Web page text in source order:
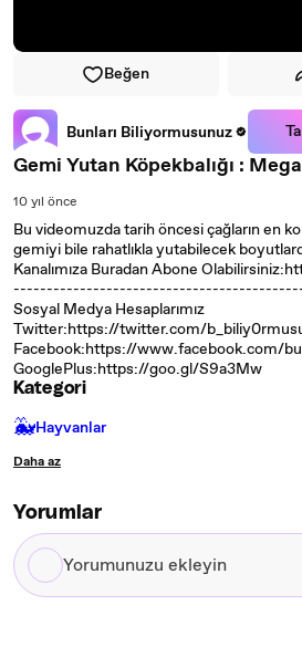
Beğen
Bunları Biliyormusunuz
Gemi Yutan Köpekbalığı :
10 yıl önce
Bu videomuzda tarih öncesi çağların en
gemiyi bile rahatlıkla yutabilecek
Kanalımıza Buradan Abone
Sosyal Medya Hesaplarımız
Twitter:https://twitter.com/
Facebook:https://www.facebook.com/
GooglePlus:https://goo.gl/S9a3Mw
Kategori
🐳Hayvanlar
Daha az
Yorumlar
Yorumunuzu
ekleyin